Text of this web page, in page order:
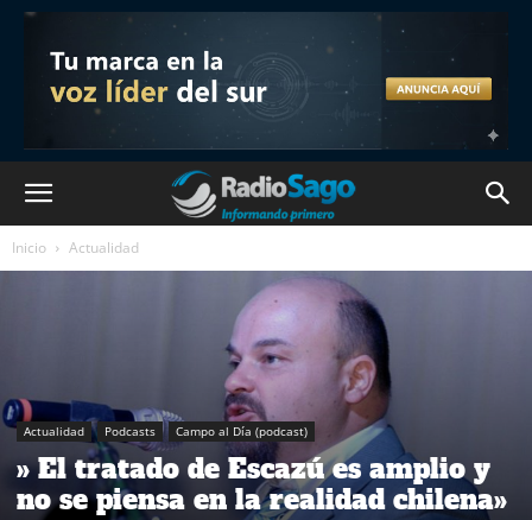
Inicio Actualidad
Actualidad Podcasts Campo al Día (podcast)
» El tratado de Escazú es amplio y
no se piensa en la realidad chilena»